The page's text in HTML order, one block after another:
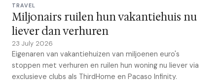
TRAVEL
Miljonairs ruilen hun vakantiehuis nu
liever dan verhuren
23 July 2026
Eigenaren van vakantiehuizen van miljoenen euro's
stoppen met verhuren en ruilen hun woning nu liever via
exclusieve clubs als ThirdHome en Pacaso Infinity.